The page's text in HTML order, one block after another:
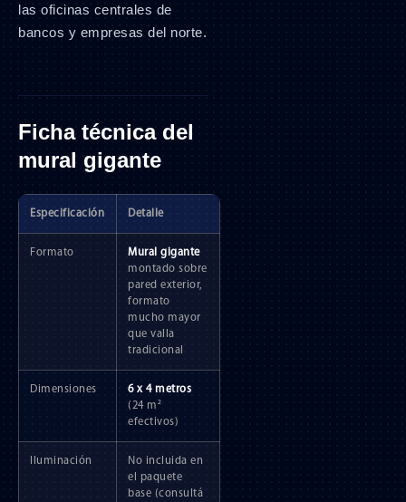
las oficinas centrales de
bancos y empresas del norte.
Ficha técnica del
mural gigante
Especificación Detalle
Formato
Mural gigante
montado sobre
pared exterior,
formato
mucho mayor
que valla
tradicional
Dimensiones
6 x 4 metros
(24 m²
efectivos)
Iluminación
No incluida en
el paquete
base (consultá